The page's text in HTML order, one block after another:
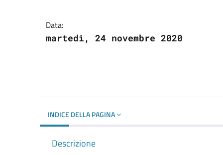
Data:
martedì, 24 novembre 2020
INDICE DELLA PAGINA
Descrizione